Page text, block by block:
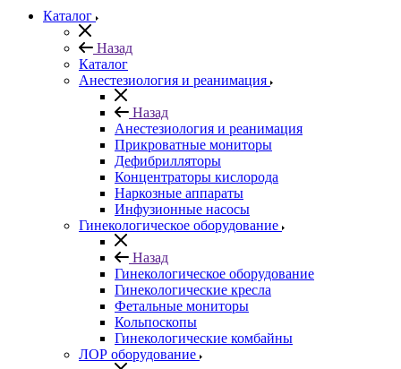
Каталог
Назад
Каталог
Анестезиология и реанимация
Назад
Анестезиология и реанимация
Прикроватные мониторы
Дефибрилляторы
Концентраторы кислорода
Наркозные аппараты
Инфузионные насосы
Гинекологическое оборудование
Назад
Гинекологическое оборудование
Гинекологические кресла
Фетальные мониторы
Кольпоскопы
Гинекологические комбайны
ЛОР оборудование